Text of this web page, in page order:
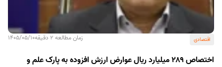
اقتصادی زمان مطالعه 2 دقیقه 1405/05/10
اختصاص ۲۸۹ میلیارد ریال عوارض ارزش افزوده به پارک علم و